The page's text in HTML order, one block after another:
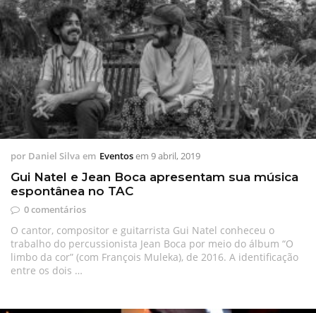
por Daniel Silva em Eventosem 9 abril, 2019
Gui Natel e Jean Boca apresentam sua música
espontânea no TAC
0 comentários
O cantor, compositor e guitarrista Gui Natel conheceu o
trabalho do percussionista Jean Boca por meio do álbum “O
limbo da cor” (com François Muleka), de 2016. A identificação
entre os dois …